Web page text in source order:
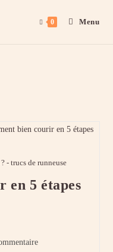
0 Menu
- trucs de runneuse
en 5 étapes